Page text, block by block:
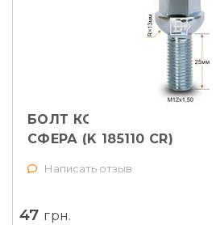
БОЛТ КОЛЕСНЫЙ VECTOR
СФЕРА (K 185110 CR)
Написать отзыв
47 грн.